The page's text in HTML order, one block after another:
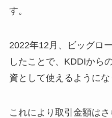
す。
2022年12月、ビッグロ
したことで、KDDIから
資として使えるようにな
これにより取引金額は